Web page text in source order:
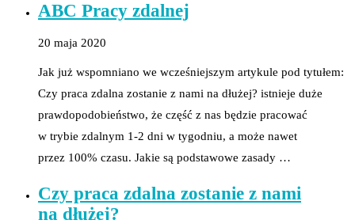
ABC Pracy zdalnej
20 maja 2020
Jak już wspomniano we wcześniejszym artykule pod tytułem:
Czy praca zdalna zostanie z nami na dłużej? istnieje duże
prawdopodobieństwo, że część z nas będzie pracować
w trybie zdalnym 1-2 dni w tygodniu, a może nawet
przez 100% czasu. Jakie są podstawowe zasady …
Czy praca zdalna zostanie z nami
na dłużej?